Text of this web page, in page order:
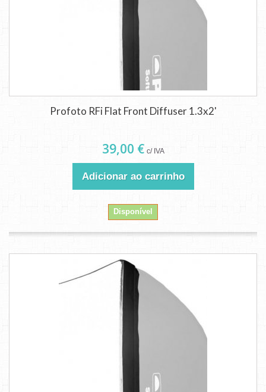
Profoto RFi Flat Front Diffuser 1.3x2'
39,00 € c/ IVA
Adicionar ao carrinho
Disponível